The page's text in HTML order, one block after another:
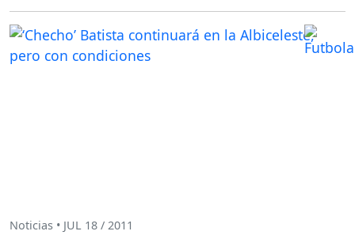
Noticias • JUL 18 / 2011